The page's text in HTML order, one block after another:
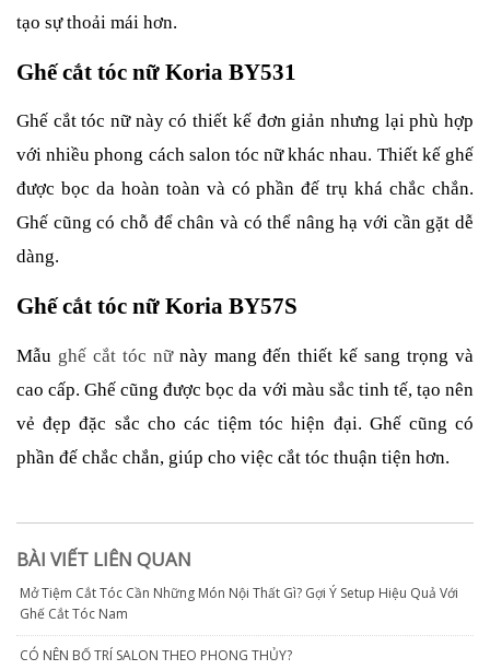
tạo sự thoải mái hơn.
Ghế cắt tóc nữ Koria BY531
Ghế cắt tóc nữ này có thiết kế đơn giản nhưng lại phù hợp
với nhiều phong cách salon tóc nữ khác nhau. Thiết kế ghế
được bọc da hoàn toàn và có phần đế trụ khá chắc chắn.
Ghế cũng có chỗ để chân và có thể nâng hạ với cần gặt dễ
dàng.
Ghế cắt tóc nữ Koria BY57S
Mẫu ghế cắt tóc nữnày mang đến thiết kế sang trọng và
cao cấp. Ghế cũng được bọc da với màu sắc tinh tế, tạo nên
vẻ đẹp đặc sắc cho các tiệm tóc hiện đại. Ghế cũng có
phần đế chắc chắn, giúp cho việc cắt tóc thuận tiện hơn.
BÀI VIẾT LIÊN QUAN
Mở Tiệm Cắt Tóc Cần Những Món Nội Thất Gì? Gợi Ý Setup Hiệu Quả Với
Ghế Cắt Tóc Nam
CÓ NÊN BỐ TRÍ SALON THEO PHONG THỦY?